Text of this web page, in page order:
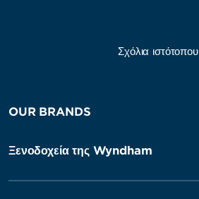
Σχόλια ιστότοπου
OUR BRANDS
Ξενοδοχεία της Wyndham